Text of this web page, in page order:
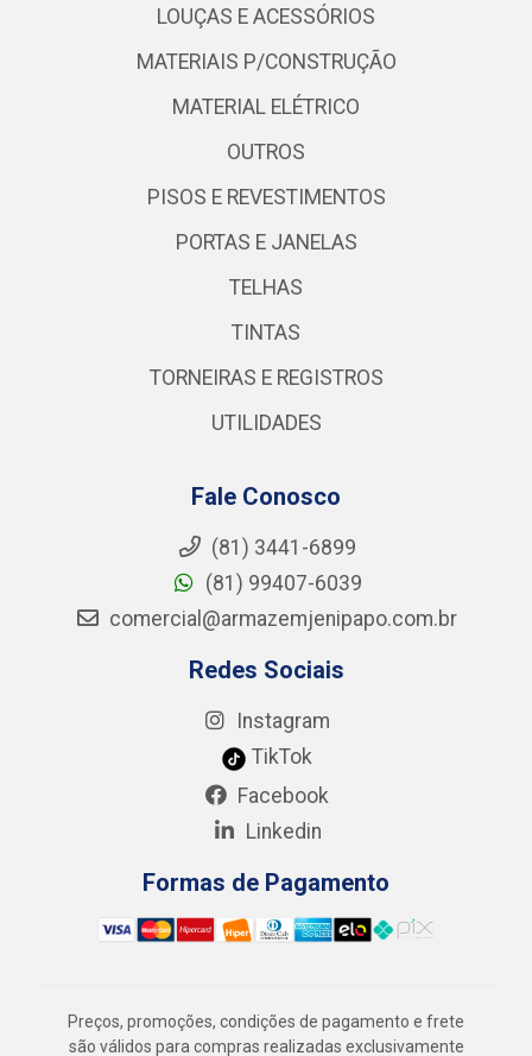
LOUÇAS E ACESSÓRIOS
MATERIAIS P/CONSTRUÇÃO
MATERIAL ELÉTRICO
OUTROS
PISOS E REVESTIMENTOS
PORTAS E JANELAS
TELHAS
TINTAS
TORNEIRAS E REGISTROS
UTILIDADES
Fale Conosco
(81) 3441-6899
(81) 99407-6039
comercial@armazemjenipapo.com.br
Redes Sociais
Instagram
TikTok
Facebook
Linkedin
Formas de Pagamento
Preços, promoções, condições de pagamento e frete
são válidos para compras realizadas exclusivamente